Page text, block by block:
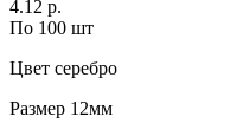
4.12 р.
По 100 шт
Цвет серебро
Размер 12мм